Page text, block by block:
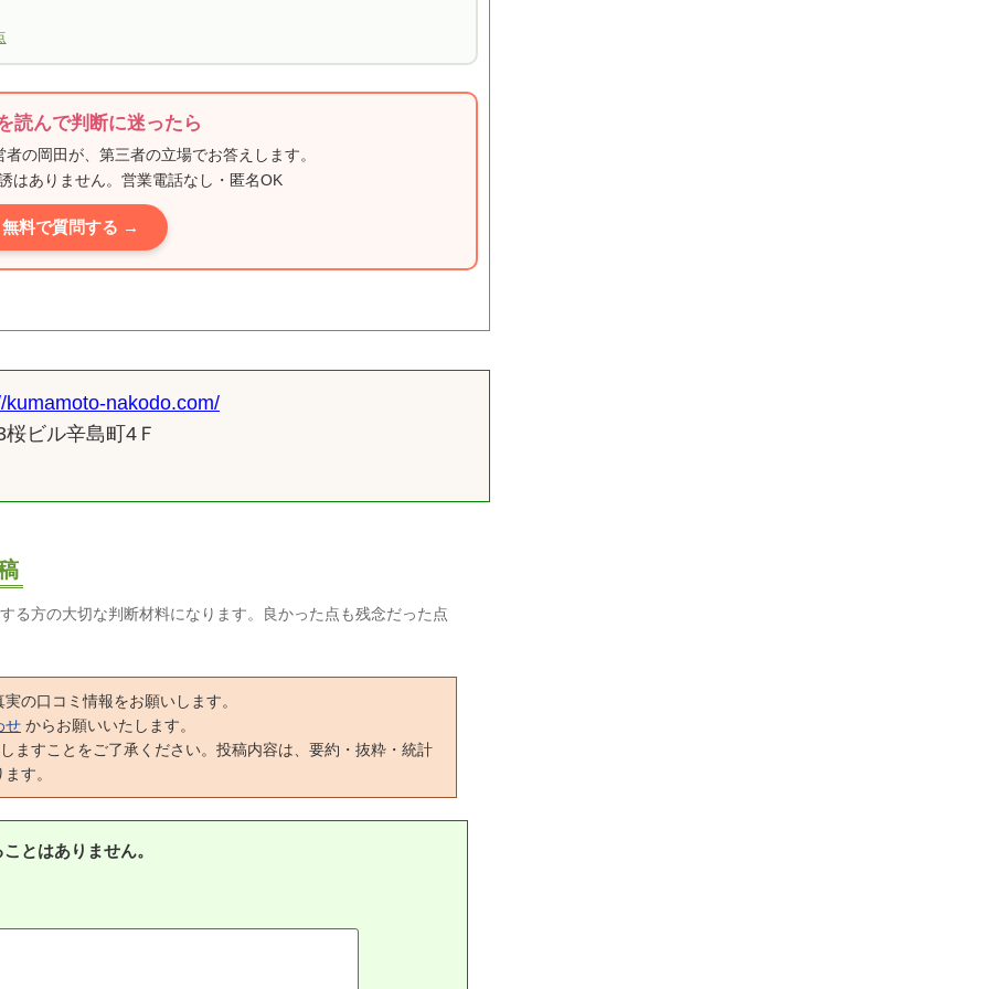
読んで判断に迷ったら
の岡田が、第三者の立場でお答えします。
はありません。営業電話なし・匿名OK
無料で質問する →
nakodo.com/
ビル辛島町4Ｆ
る方の大切な判断材料になります。良かった点も残念だった点
の口コミ情報をお願いします。
せ からお願いいたします。
ますことをご了承ください。投稿内容は、要約・抜粋・統計
す。
とはありません。